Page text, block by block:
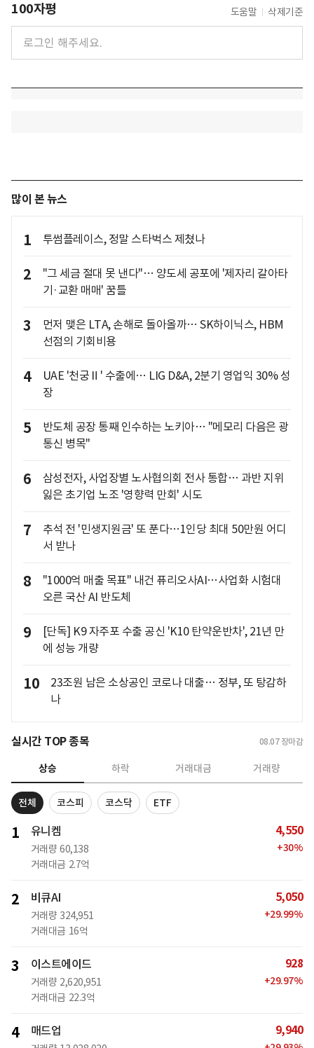
100자평 도움말 삭제기준
많이 본 뉴스
1 투썸플레이스, 정말 스타벅스 제쳤나
2
"그 세금 절대 못 낸다"… 양도세 공포에 '제자리 갈아타
기·교환 매매' 꿈틀
3
먼저 맺은 LTA, 손해로 돌아올까… SK하이닉스, HBM
선점의 기회비용
4
UAE '천궁Ⅱ' 수출에… LIG D&A, 2분기 영업익 30% 성
장
5
반도체 공장 통째 인수하는 노키아… "메모리 다음은 광
통신 병목"
6
삼성전자, 사업장별 노사협의회 전사 통합… 과반 지위
잃은 초기업 노조 '영향력 만회' 시도
7
추석 전 '민생지원금' 또 푼다…1인당 최대 50만원 어디
서 받나
8
"1000억 매출 목표" 내건 퓨리오사AI…사업화 시험대
오른 국산 AI 반도체
9
[단독] K9 자주포 수출 공신 'K10 탄약운반차', 21년 만
에 성능 개량
10
23조원 남은 소상공인 코로나 대출… 정부, 또 탕감하
나
실시간 TOP 종목 08.07 장마감
상승 하락 거래대금 거래량
전체 코스피 코스닥 ETF
1 유니켐
거래량 60,138
거래대금 2.7억
4,550
+30%
2 비큐AI
거래량 324,951
거래대금 16억
5,050
+29.99%
3 이스트에이드
거래량 2,620,951
거래대금 22.3억
928
+29.97%
4 매드업 9,940